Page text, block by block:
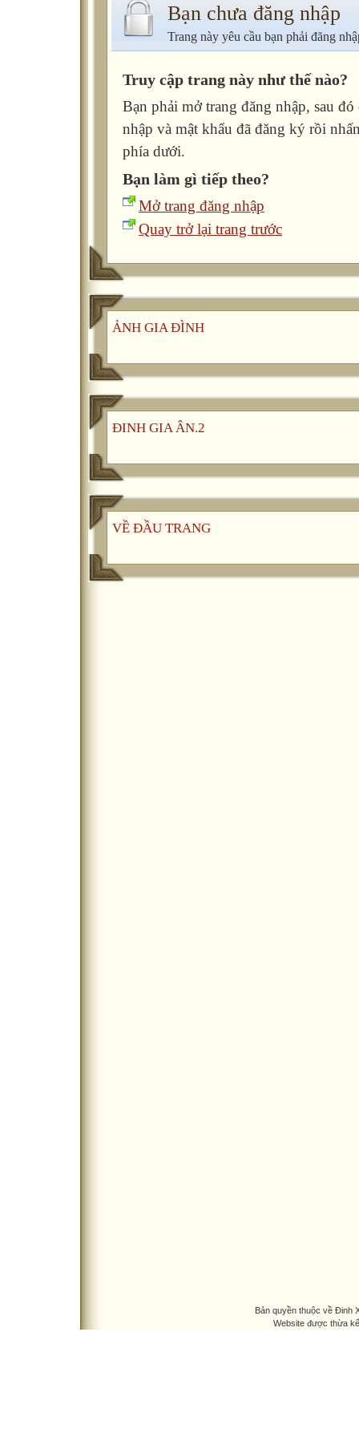
Bạn chưa đăng nhập
Trang này yêu cầu bạn phải đăng
Truy cập trang này như thế nào?
Bạn phải mở trang đăng nhập, sau
nhập và mật khẩu đã đăng ký rồi
phía dưới.
Bạn làm gì tiếp theo?
Mở trang đăng nhập
Quay trở lại trang trước
ẢNH GIA ĐÌNH
ĐINH GIA ÂN.2
VỀ ĐẦU TRANG
Bản quyền thuộc về Đinh
Website được thừa